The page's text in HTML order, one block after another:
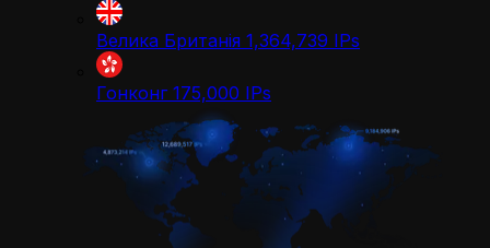
Велика Британія 1,364,739 IPs
Гонконг 175,000 IPs